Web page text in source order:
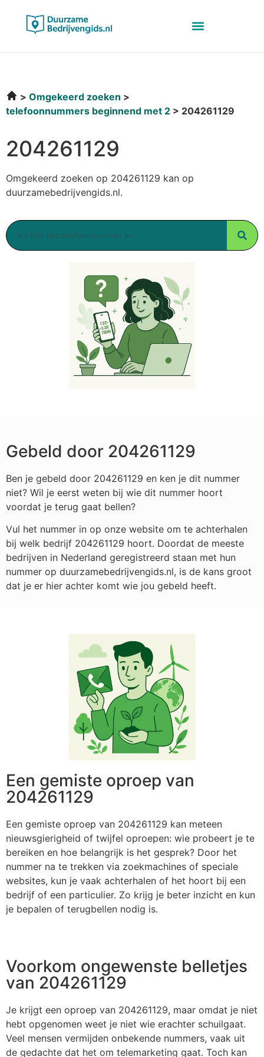
Omgekeerd zoeken
telefoonnummers beginnend met 2
204261129
204261129
Omgekeerd zoeken op 204261129 kan op
duurzamebedrijvengids.nl.
Gebeld door 204261129
Ben je gebeld door 204261129 en ken je dit nummer
niet? Wil je eerst weten bij wie dit nummer hoort
voordat je terug gaat bellen?
Vul het nummer in op onze website om te achterhalen
bij welk bedrijf 204261129 hoort. Doordat de meeste
bedrijven in Nederland geregistreerd staan met hun
nummer op duurzamebedrijvengids.nl, is de kans groot
dat je er hier achter komt wie jou gebeld heeft.
Een gemiste oproep van
204261129
Een gemiste oproep van 204261129 kan meteen
nieuwsgierigheid of twijfel oproepen: wie probeert je te
bereiken en hoe belangrijk is het gesprek? Door het
nummer na te trekken via zoekmachines of speciale
websites, kun je vaak achterhalen of het hoort bij een
bedrijf of een particulier. Zo krijg je beter inzicht en kun
je bepalen of terugbellen nodig is.
Voorkom ongewenste belletjes
van 204261129
Je krijgt een oproep van 204261129, maar omdat je niet
hebt opgenomen weet je niet wie erachter schuilgaat.
Veel mensen vermijden onbekende nummers, vaak uit
de gedachte dat het om telemarketing gaat. Toch kan